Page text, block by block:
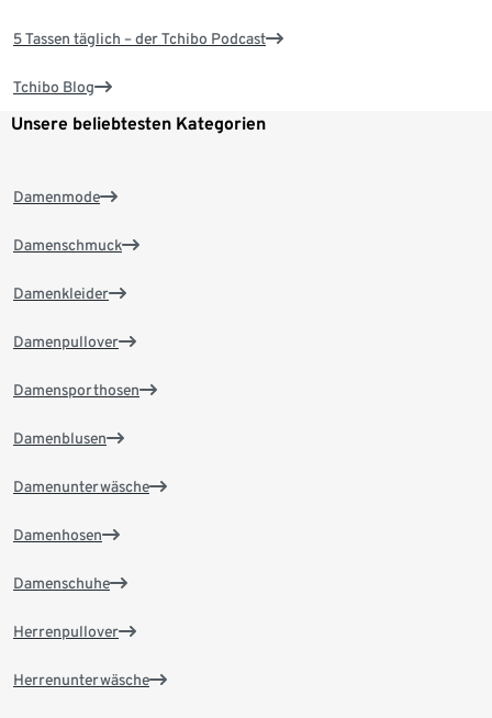
5 Tassen täglich – der Tchibo Podcast
Tchibo Blog
Unsere beliebtesten Kategorien
Damenmode
Damenschmuck
Damenkleider
Damenpullover
Damensporthosen
Damenblusen
Damenunterwäsche
Damenhosen
Damenschuhe
Herrenpullover
Herrenunterwäsche